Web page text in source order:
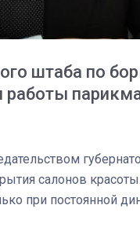
штаба по
салонов
при постоянной